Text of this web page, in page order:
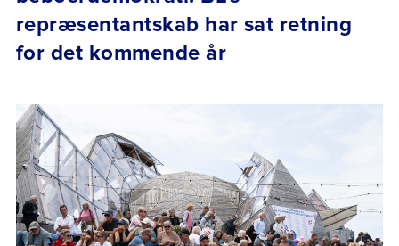
repræsentantskab har sat retning
for det kommende år